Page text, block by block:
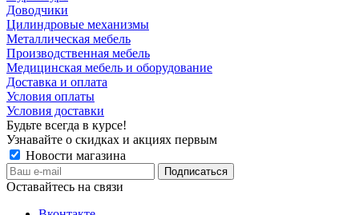
Доводчики
Цилиндровые механизмы
Металлическая мебель
Производственная мебель
Медицинская мебель и оборудование
Доставка и оплата
Условия оплаты
Условия доставки
Будьте всегда в курсе!
Узнавайте о скидках и акциях первым
Новости магазина
Оставайтесь на связи